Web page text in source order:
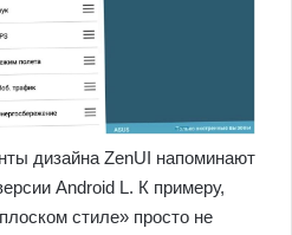
дизайна ZenUI напоминают
Android L. К примеру,
стиле» просто не